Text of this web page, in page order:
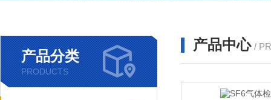
产品分类
PRODUCTS
产品中心 /